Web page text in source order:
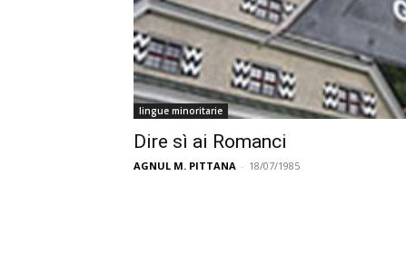
lingue minoritarie
Dire sì ai Romanci
AGNUL M. PITTANA - 18/07/1985